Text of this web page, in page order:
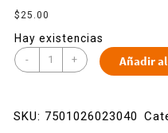
$25.00
Hay existencias
- + Añadir
SKU: 7501026023040